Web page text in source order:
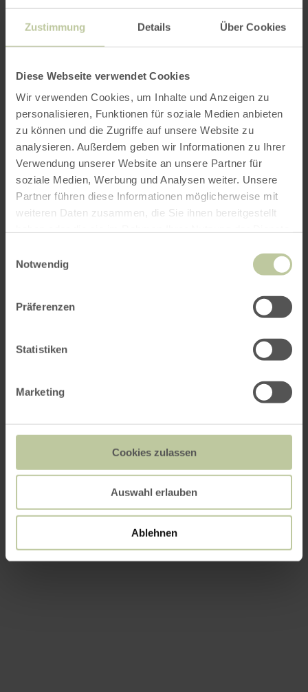
Zustimmung Details Über Cookies
Diese Webseite verwendet Cookies
Wir verwenden Cookies, um Inhalte und Anzeigen zu
personalisieren, Funktionen für soziale Medien anbieten
zu können und die Zugriffe auf unsere Website zu
analysieren. Außerdem geben wir Informationen zu Ihrer
Verwendung unserer Website an unsere Partner für
soziale Medien, Werbung und Analysen weiter. Unsere
Partner führen diese Informationen möglicherweise mit
weiteren Daten zusammen, die Sie ihnen bereitgestellt
Notwendig
Präferenzen
Statistiken
Marketing
Cookies zulassen
Auswahl erlauben
Ablehnen